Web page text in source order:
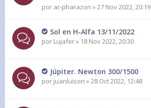
por ar-pharazon » 27 Nov 2022, 20:19
Sol en H-Alfa 13/11/2022
por Lujafer» 18 Nov 2022, 20:30
Júpiter. Newton 300/1500
por juanluison » 28 Oct 2022, 12:48